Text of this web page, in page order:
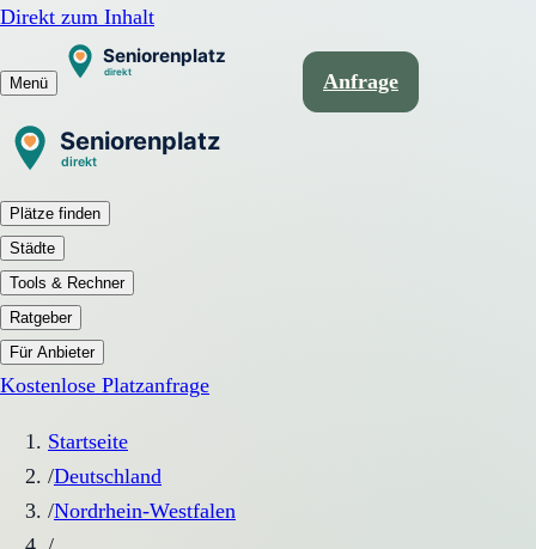
Direkt zum Inhalt
Menü Anfrage
Plätze finden
Städte
Tools & Rechner
Ratgeber
Für Anbieter
Kostenlose Platzanfrage
Startseite
/Deutschland
/Nordrhein-Westfalen